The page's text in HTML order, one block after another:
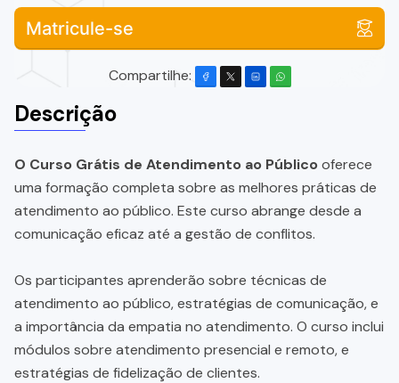
Matricule-se
Compartilhe:
Descrição
O Curso Grátis de Atendimento ao Públicooferece
uma formação completa sobre as melhores práticas de
atendimento ao público. Este curso abrange desde a
comunicação eficaz até a gestão de conflitos.
Os participantes aprenderão sobre técnicas de
atendimento ao público, estratégias de comunicação, e
a importância da empatia no atendimento. O curso inclui
módulos sobre atendimento presencial e remoto, e
estratégias de fidelização de clientes.